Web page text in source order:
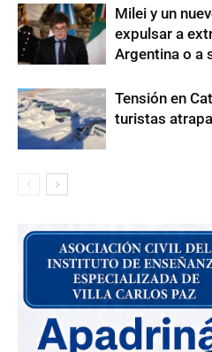
Milei y un
expulsar a
Argentina o a
Tensión en
turistas